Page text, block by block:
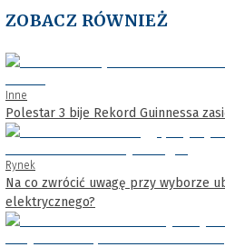
ZOBACZ RÓWNIEŻ
Inne
Polestar 3 bije Rekord Guinnessa
Rynek
Na co zwrócić uwagę przy wyborze
elektrycznego?